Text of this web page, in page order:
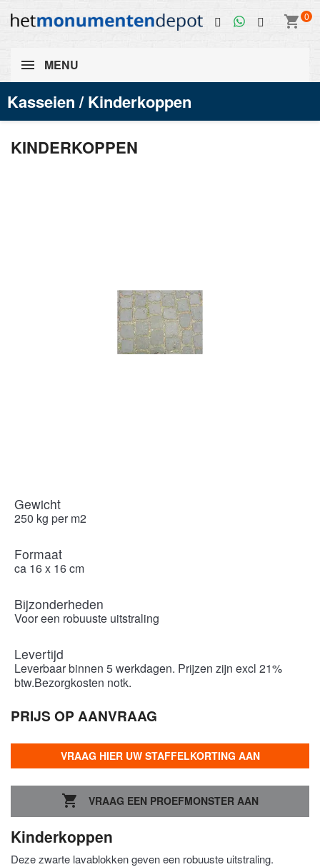
shopping_cart 0
MENU
Kasseien / Kinderkoppen
KINDERKOPPEN
Gewicht
250 kg per m2
Formaat
ca 16 x 16 cm
Bijzonderheden
Voor een robuuste uitstraling
Levertijd
Leverbaar binnen 5 werkdagen. Prijzen zijn excl 21%
btw.Bezorgkosten notk.
PRIJS OP AANVRAAG
VRAAG HIER UW STAFFELKORTING AAN
 VRAAG EEN PROEFMONSTER AAN
Kinderkoppen
Deze zwarte lavablokken geven een robuuste uitstraling.